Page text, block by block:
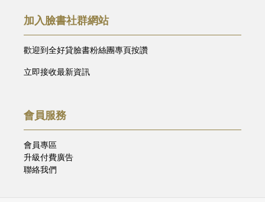
加入臉書社群網站
歡迎到全好貸臉書粉絲團專頁按讚
立即接收最新資訊
會員服務
會員專區
升級付費廣告
聯絡我們